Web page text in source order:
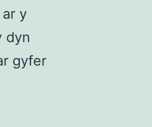
y
dyn
gyfer